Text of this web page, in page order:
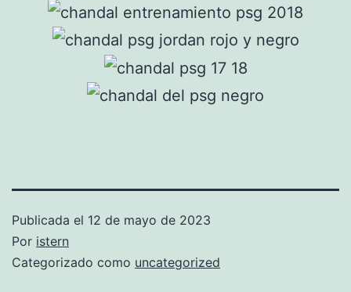
Publicada el 12 de mayo de 2023
Por istern
Categorizado como uncategorized